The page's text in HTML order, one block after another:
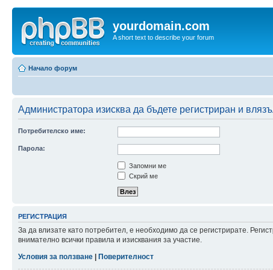
yourdomain.com
A short text to describe your forum
Начало форум
Администратора изисква да бъдете регистриран и
Потребителско име:
Парола:
Запомни ме
Скрий ме
РЕГИСТРАЦИЯ
За да влизате като потребител, е необходимо да се регистрирате.
внимателно всички правила и изисквания за участие.
Условия за ползване
Поверителност